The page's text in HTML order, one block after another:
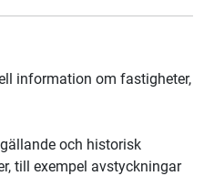
information om fastigheter,
och historisk
till exempel avstyckningar